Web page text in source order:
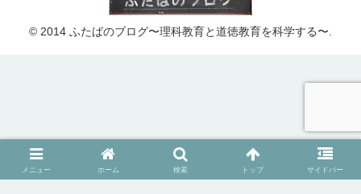
© 2014 ふたばのブログ〜理科教育と道徳教育を科学する〜.
メニュー ホーム 検索 トップ サイドバー